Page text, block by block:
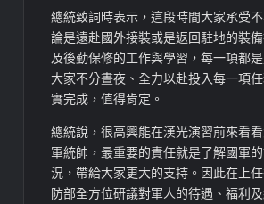
總統致詞時表示，這段時間大家承受
論是遠赴國外接裝或是返回駐地的裝
及後勤保修的工作與學習，每一項都
大家不分晝夜、全力以赴投入每一項
實完成，值得肯定。
總統說，很高興能在漢光演習前來看
軍統帥，最重要的責任就是了解國軍
況，帶給大家更大的支持。因此在上
防部全方位研議對軍人的待遇、福利